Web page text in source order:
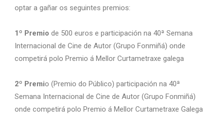
optar a gañar os seguintes premios:
1º Premio de 500 euros e participación na 40ª Semana
Internacional de Cine de Autor (Grupo Fonmiñá) onde
competirá polo Premio á Mellor Curtametraxe galega
2º Premio (Premio do Público) participación na 40ª
Semana Internacional de Cine de Autor (Grupo Fonmiñá)
onde competirá polo Premio á Mellor Curtametraxe Galega